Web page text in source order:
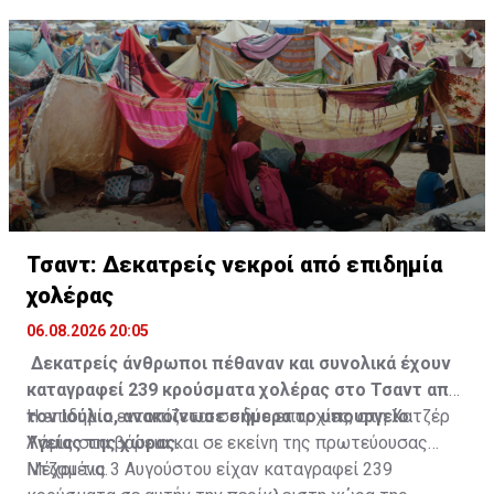
Τσαντ: Δεκατρείς νεκροί από επιδημία
χολέρας
06.08.2026 20:05
Δεκατρείς άνθρωποι πέθαναν και συνολικά έχουν
καταγραφεί 239 κρούσματα χολέρας στο Τσαντ από
τον Ιούλιο, ανακοίνωσε σήμερα το υπουργείο
Υγείας της χώρας.
Η επιδημία εντοπίζεται σε δύο επαρχίες, στη Χατζέρ
Λάμις στα βόρεια και σε εκείνη της πρωτεύουσας
Ντζαμένα.
Μέχρι τις 3 Αυγούστου είχαν καταγραφεί 239